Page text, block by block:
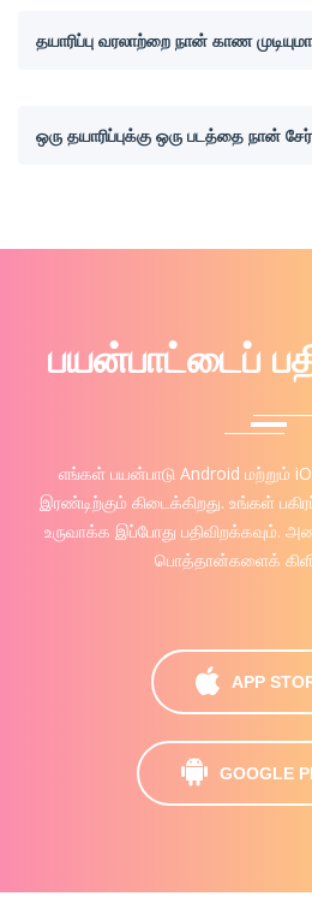
தயாரிப்பு வரலாற்றை நான் காண
ஒரு தயாரிப்புக்கு ஒரு படத்தை நான்
பயன்பாட்டைப்
எங்கள் பயன்பாடு Android மற்றும்
இரண்டிற்கும் கிடைக்கிறது. உங்கள்
உருவாக்க இப்போது பதிவிறக்கவும்.
பொத்தான்களைக்
APP
GOOGLE